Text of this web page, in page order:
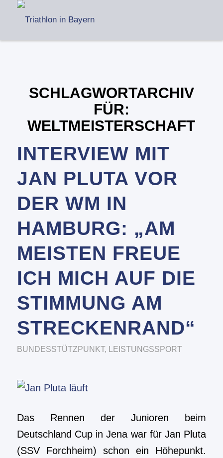
SCHLAGWORTARCHIV
FÜR:
WELTMEISTERSCHAFT
INTERVIEW MIT
JAN PLUTA VOR
DER WM IN
HAMBURG: „AM
MEISTEN FREUE
ICH MICH AUF DIE
STIMMUNG AM
STRECKENRAND“
BUNDESSTÜTZPUNKT, LEISTUNGSSPORT
Das Rennen der Junioren beim
Deutschland Cup in Jena war für Jan Pluta
(SSV Forchheim) schon ein Höhepunkt.